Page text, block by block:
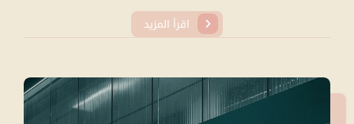
اقرأ المزيد